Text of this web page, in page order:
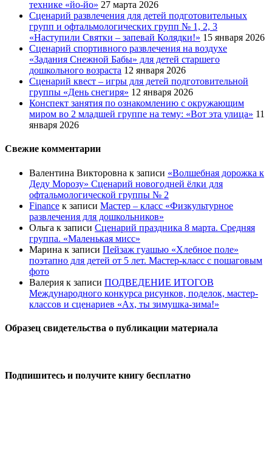
технике «йо-йо» 27 марта 2026
Сценарий развлечения для детей подготовительных
групп и офтальмологических групп № 1, 2, 3
«Наступили Святки – запевай Колядки!» 15 января 2026
Сценарий спортивного развлечения на воздухе
«Задания Снежной Бабы» для детей старшего
дошкольного возраста 12 января 2026
Сценарий квест – игры для детей подготовительной
группы «День снегиря» 12 января 2026
Конспект занятия по ознакомлению с окружающим
миром во 2 младшей группе на тему: «Вот эта улица» 11
января 2026
Свежие комментарии
Валентина Викторовна к записи «Волшебная дорожка к
Деду Морозу» Сценарий новогодней ёлки для
офтальмологической группы № 2
Finance к записи Мастер – класс «Физкультурное
развлечения для дошкольников»
Ольга к записи Сценарий праздника 8 марта. Средняя
группа. «Маленькая мисс»
Марина к записи Пейзаж гуашью «Хлебное поле»
поэтапно для детей от 5 лет. Мастер-класс с пошаговым
фото
Валерия к записи ПОДВЕДЕНИЕ ИТОГОВ
Международного конкурса рисунков, поделок, мастер-
классов и сценариев «Ах, ты зимушка-зима!»
Образец свидетельства о публикации материала
Подпишитесь и получите книгу бесплатно